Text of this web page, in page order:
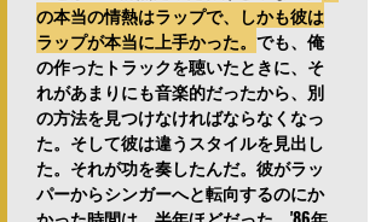
の本当の情熱はラップで、しかも彼は
ラップが本当に上手かった。 でも、俺
の作ったトラックを聴いたときに、そ
れがあまりにも音楽的だったから、別
の方法を見つけなければならなくなっ
た。そして彼は違うスタイルを見出し
た。それが功を奏したんだ。彼がラッ
パーからシンガーへと転向するのにか